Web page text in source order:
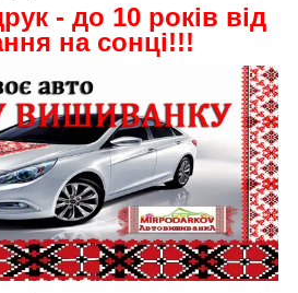
- до 10 років від
на сонці!!!